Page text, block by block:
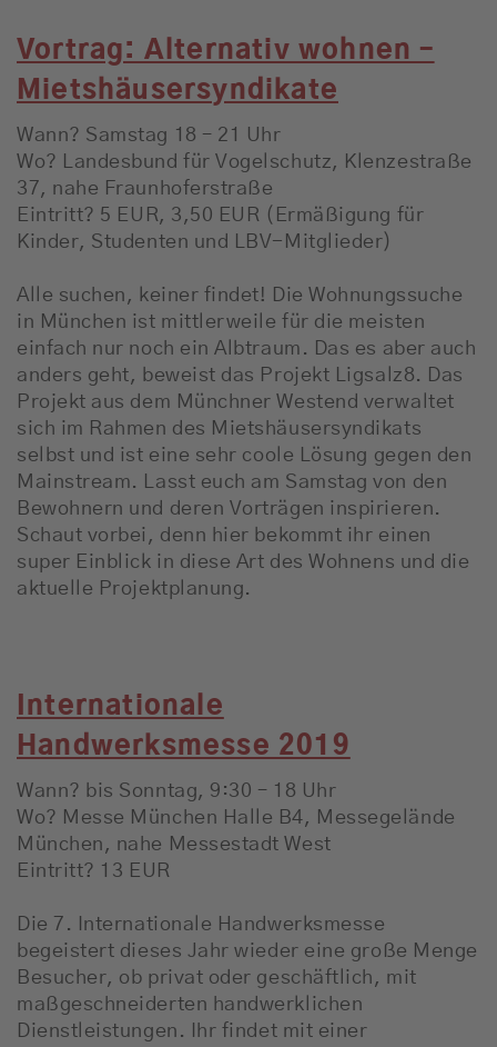
Vortrag: Alternativ wohnen –
Mietshäusersyndikate
Wann? Samstag 18 – 21 Uhr
Wo? Landesbund für Vogelschutz, Klenzestraße
37, nahe Fraunhoferstraße
Eintritt? 5 EUR, 3,50 EUR (Ermäßigung für
Kinder, Studenten und LBV-Mitglieder)
Alle suchen, keiner findet! Die Wohnungssuche
in München ist mittlerweile für die meisten
einfach nur noch ein Albtraum. Das es aber auch
anders geht, beweist das Projekt Ligsalz8. Das
Projekt aus dem Münchner Westend verwaltet
sich im Rahmen des Mietshäusersyndikats
selbst und ist eine sehr coole Lösung gegen den
Mainstream. Lasst euch am Samstag von den
Bewohnern und deren Vorträgen inspirieren.
Schaut vorbei, denn hier bekommt ihr einen
super Einblick in diese Art des Wohnens und die
aktuelle Projektplanung.
Internationale
Handwerksmesse 2019
Wann? bis Sonntag, 9:30 – 18 Uhr
Wo? Messe München Halle B4, Messegelände
München, nahe Messestadt West
Eintritt? 13 EUR
Die 7. Internationale Handwerksmesse
begeistert dieses Jahr wieder eine große Menge
Besucher, ob privat oder geschäftlich, mit
maßgeschneiderten handwerklichen
Dienstleistungen. Ihr findet mit einer